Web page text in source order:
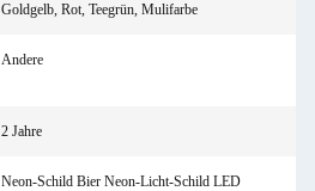
Goldgelb, Rot, Teegrün, Mulifarbe
Andere
2 Jahre
Neon-Schild Bier Neon-Licht-Schild LED